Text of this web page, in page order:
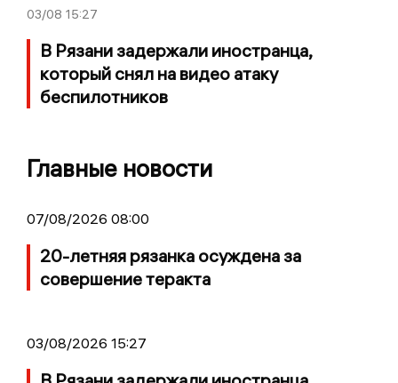
03/08 15:27
В Рязани задержали иностранца,
который снял на видео атаку
беспилотников
Главные новости
07/08/2026 08:00
20-летняя рязанка осуждена за
совершение теракта
03/08/2026 15:27